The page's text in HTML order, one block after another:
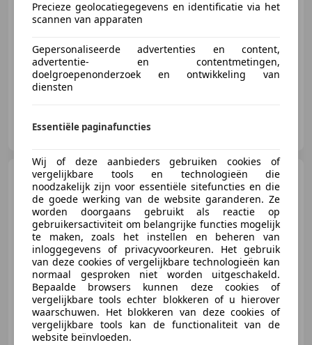
05/2004 136.750 km Benzine 150 kW (204 PK)
Youngtimers Betuwe B.V.
NL-4033 AA LIENDEN
Lexus RX 300President #
Leder # Navi # Camera # 18" #
Dealer o
€ 8.600
03/2004 167.509 km Benzine 150 kW (204 PK)
Precieze geolocatiegegevens en identificatie via het
scannen van apparaten
Gepersonaliseerde advertenties en content,
advertentie- en contentmetingen,
doelgroepenonderzoek en ontwikkeling van
diensten
Essentiële paginafuncties
Wij of deze aanbieders gebruiken cookies of
vergelijkbare tools en technologieën die
noodzakelijk zijn voor essentiële sitefuncties en die
de goede werking van de website garanderen. Ze
worden doorgaans gebruikt als reactie op
gebruikersactiviteit om belangrijke functies mogelijk
te maken, zoals het instellen en beheren van
inloggegevens of privacyvoorkeuren. Het gebruik
van deze cookies of vergelijkbare technologieën kan
normaal gesproken niet worden uitgeschakeld.
Bepaalde browsers kunnen deze cookies of
vergelijkbare tools echter blokkeren of u hierover
waarschuwen. Het blokkeren van deze cookies of
vergelijkbare tools kan de functionaliteit van de
website beïnvloeden.